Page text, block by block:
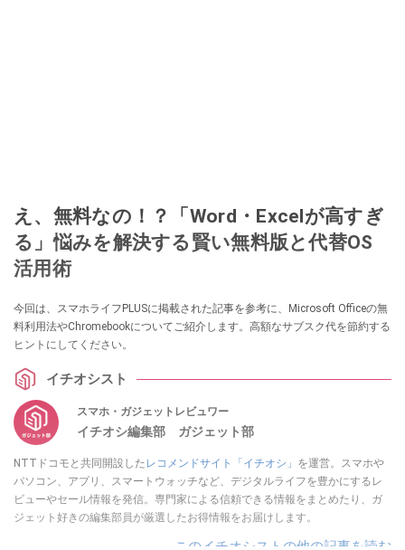
え、無料なの！？「Word・Excelが高すぎ
る」悩みを解決する賢い無料版と代替OS
活用術
今回は、スマホライフPLUSに掲載された記事を参考に、Microsoft Officeの無
料利用法やChromebookについてご紹介します。高額なサブスク代を節約する
ヒントにしてください。
イチオシスト
スマホ・ガジェットレビュワー
イチオシ編集部 ガジェット部
NTTドコモと共同開設した レコメンドサイト「イチオシ」 を運営。スマホや
パソコン、アプリ、スマートウォッチなど、デジタルライフを豊かにするレ
ビューやセール情報を発信。専門家による信頼できる情報をまとめたり、ガ
ジェット好きの編集部員が厳選したお得情報をお届けします。
このイチオシストの他の記事を読む